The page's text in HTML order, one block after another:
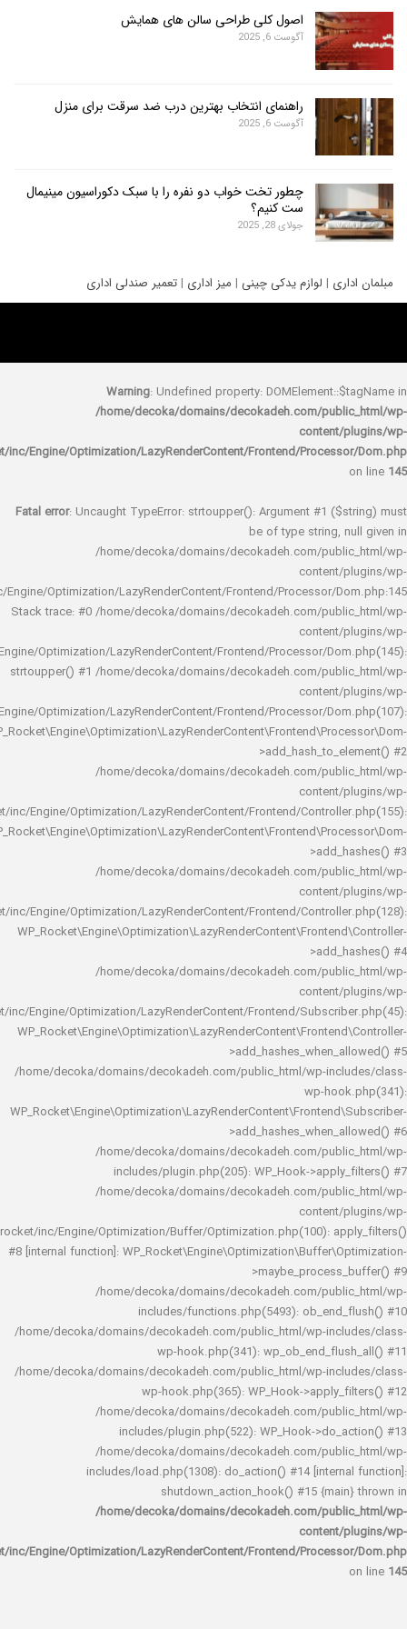
اصول کلی طراحی سالن های همایش
آگوست 6, 2025
راهنمای انتخاب بهترین درب ضد سرقت برای منزل
آگوست 6, 2025
چطور تخت خواب دو نفره را با سبک دکوراسیون مینیمال
ست کنیم؟
جولای 28, 2025
|لوازم یدکی چینی|میز اداری| تعمیر صندلی اداری
Warning: Undefined property:
/home/decoka/domains/decokadeh.com/
rocket/inc/Engine/Optimization/LazyRenderContent/Frontend/
Fatal error : Uncaught TypeError: strtoupper(): Argument #1
be of type string,
/home/decoka/domains/decokadeh.com/
rocket/inc/Engine/Optimization/LazyRenderContent/Frontend/Processor/
Stack trace: #0 /home/decoka/domains/decokadeh.com/
rocket/inc/Engine/Optimization/LazyRenderContent/Frontend/Processor/
strtoupper() #1 /home/decoka/domains/decokadeh.com/
rocket/inc/Engine/Optimization/LazyRenderContent/Frontend/Processor/
/home/decoka/domains/decokadeh.com/
rocket/inc/Engine/Optimization/LazyRenderContent/Frontend/
/home/decoka/domains/decokadeh.com/
rocket/inc/Engine/Optimization/LazyRenderContent/Frontend/
/home/decoka/domains/decokadeh.com/
rocket/inc/Engine/Optimization/LazyRenderContent/Frontend/
/home/decoka/domains/decokadeh.com/public_html/wp-
wp-
/home/decoka/domains/decokadeh.com/
includes/plugin.php(205): WP_Hook-
/home/decoka/domains/decokadeh.com/
rocket/inc/Engine/Optimization/Buffer/Optimization.php(100):
#8 [internal function]:
/home/decoka/domains/decokadeh.com/
includes/functions.php(5493):
/home/decoka/domains/decokadeh.com/public_html/wp-
wp-hook.php(341):
/home/decoka/domains/decokadeh.com/public_html/wp-
wp-hook.php(365): WP_Hook-
/home/decoka/domains/decokadeh.com/
includes/plugin.php(522): WP_Hook-
/home/decoka/domains/decokadeh.com/
includes/load.php(1308): do_action() #14
shutdown_action_hook() #15
/home/decoka/domains/decokadeh.com/
rocket/inc/Engine/Optimization/LazyRenderContent/Frontend/